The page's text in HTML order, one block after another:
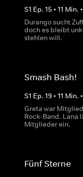
S1 Ep.15 •11 Min. •
Durango sucht
doch es bleibt
stehlen will.
Smash Bash!
S1 Ep.19 •11 Min. •
Greta war
Rock-Band. Lana
Mitglieder ein.
Fünf Sterne